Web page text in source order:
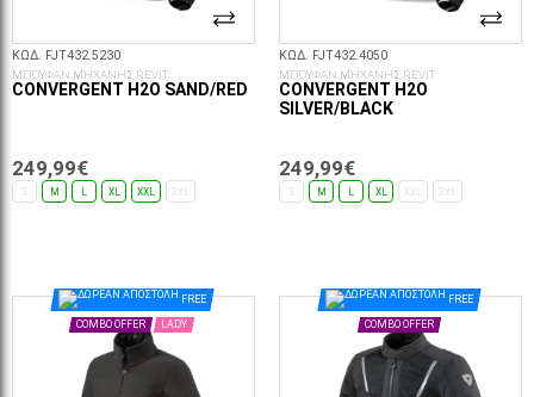
ΚΩΔ. FJT432.5230
ΜΠΟΥΦΑΝ ΜΗΧΑΝΗΣ REVIT
CONVERGENT H2O SAND/RED
249,99€
S M XL XXL 3XL
ΚΩΔ. FJT432.4050
ΜΠΟΥΦΑΝ ΜΗΧΑΝΗΣ REVIT
CONVERGENT H2O
SILVER/BLACK
249,99€
S M XL XXL 3XL
FREE
COMBO OFFER LADY
FREE
COMBO OFFER